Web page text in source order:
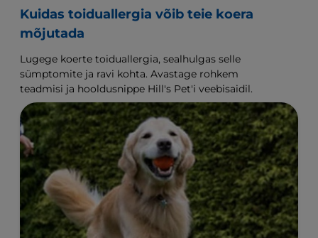
Kuidas toiduallergia võib teie koera
mõjutada
Lugege koerte toiduallergia, sealhulgas selle
sümptomite ja ravi kohta. Avastage rohkem
teadmisi ja hooldusnippe Hill's Pet'i veebisaidil.